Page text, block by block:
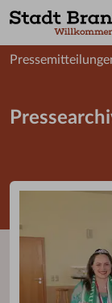
Presseservice